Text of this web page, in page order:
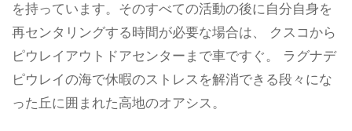
を持っています。そのすべての活動の後に自分自身を
再センタリングする時間が必要な場合は、 クスコから
ピウレイアウトドアセンターまで車ですぐ。 ラグナデ
ピウレイの海で休暇のストレスを解消できる段々にな
った丘に囲まれた高地のオアシス。